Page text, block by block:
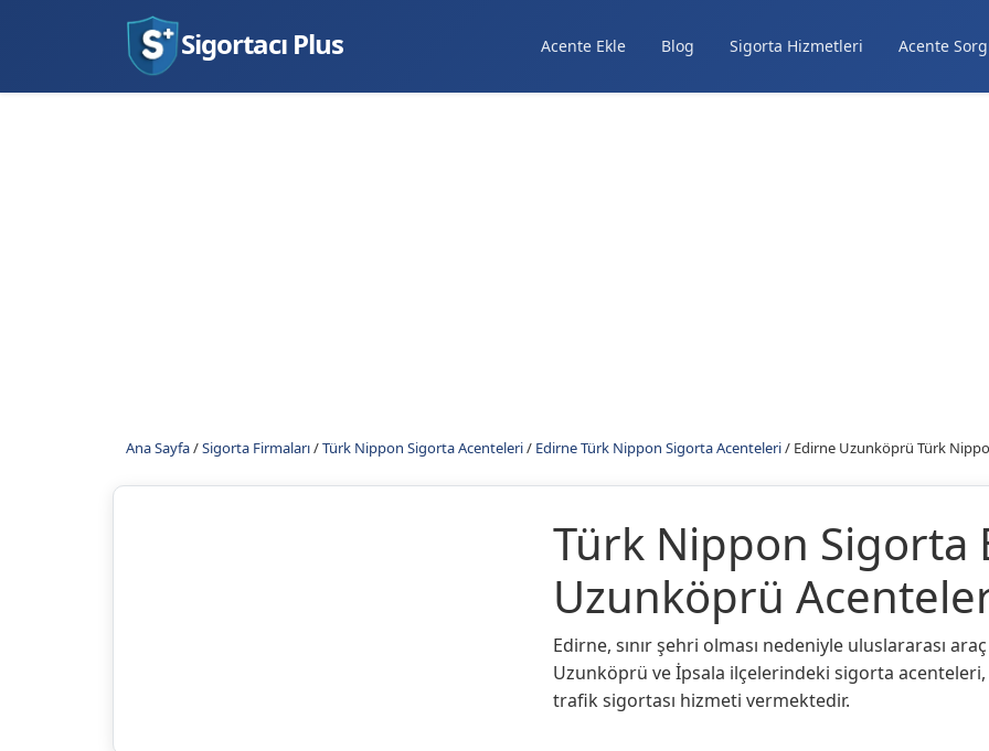
Sigortacı Plus Acente Ekle Blog Sigorta Hizmetleri Acente
Ana Sayfa/Sigorta Firmaları/Türk Nippon Sigorta Acenteleri/ Edirne Türk Nippon Sigorta Acenteleri/ Edirne Uzunköprü Türk
Türk Nippon Sigorta
Uzunköprü
Edirne, sınır şehri olması nedeniyle uluslararası
Uzunköprü ve İpsala ilçelerindeki sigorta
trafik sigortası hizmeti vermektedir.